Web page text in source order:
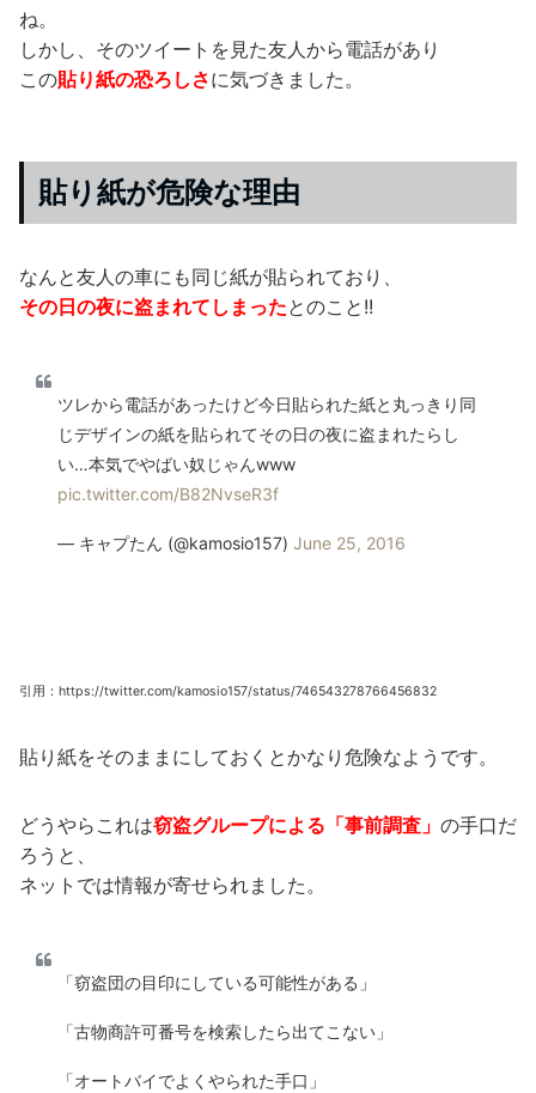
ね。
しかし、そのツイートを見た友人から電話があり
この貼り紙の恐ろしさに気づきました。
貼り紙が危険な理由
なんと友人の車にも同じ紙が貼られており、
その日の夜に盗まれてしまったとのこと!!
ツレから電話があったけど今日貼られた紙と丸っきり同
じデザインの紙を貼られてその日の夜に盗まれたらし
い…本気でやばい奴じゃんwww
pic.twitter.com/B82NvseR3f
— キャプたん (@kamosio157) June 25, 2016
引用：https://twitter.com/kamosio157/status/746543278766456832
貼り紙をそのままにしておくとかなり危険なようです。
どうやらこれは窃盗グループによる「事前調査」 の手口だ
ろうと、
ネットでは情報が寄せられました。
「窃盗団の目印にしている可能性がある」
「古物商許可番号を検索したら出てこない」
「オートバイでよくやられた手口」